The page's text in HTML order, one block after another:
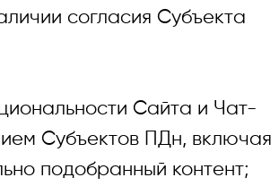
согласия Субъекта
Сайта и Чат-
Субъектов ПДн, включая
подобранный контент;